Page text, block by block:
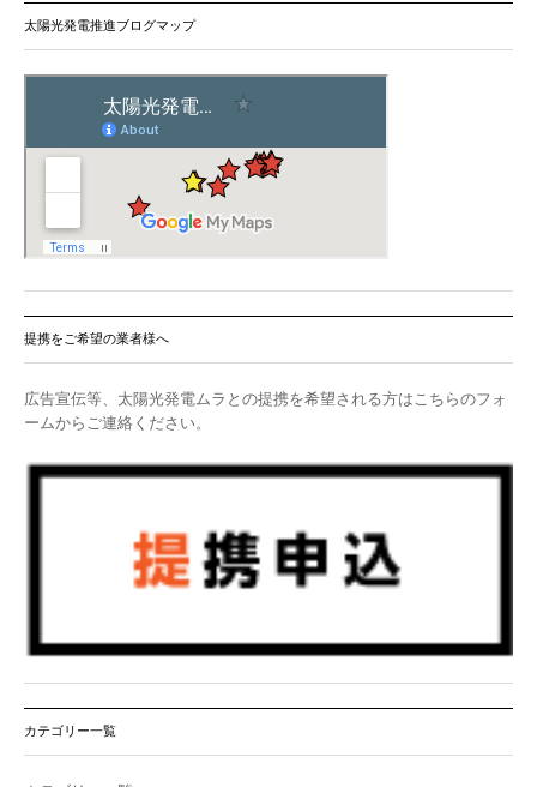
太陽光発電推進ブログマップ
提携をご希望の業者様へ
広告宣伝等、太陽光発電ムラとの提携を希望される方はこちらのフォ
ームからご連絡ください。
カテゴリー一覧